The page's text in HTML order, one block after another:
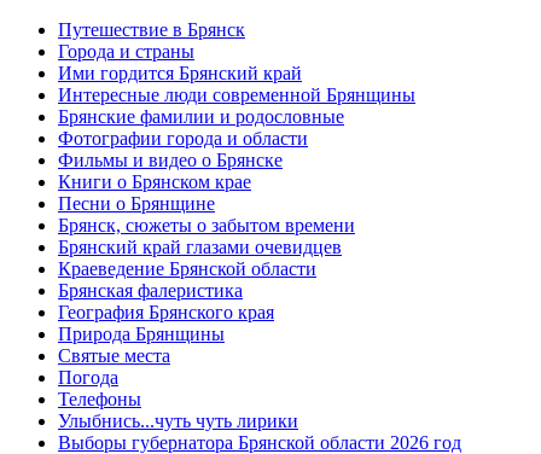
Путешествие в Брянск
Города и страны
Ими гордится Брянский край
Интересные люди современной Брянщины
Брянские фамилии и родословные
Фотографии города и области
Фильмы и видео о Брянске
Книги о Брянском крае
Песни о Брянщине
Брянск, сюжеты о забытом времени
Брянский край глазами очевидцев
Краеведение Брянской области
Брянская фалеристика
География Брянского края
Природа Брянщины
Святые места
Погода
Телефоны
Улыбнись...чуть чуть лирики
Выборы губернатора Брянской области 2026 год